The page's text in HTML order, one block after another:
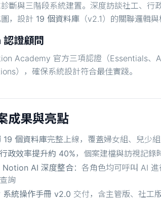
斷與三階段系統建置。深度訪談社工、行
，設計 19 個資料庫 （v2.1）的關聯邏輯
證顧問
Academy 官方三項認證（Essentials、
），確保系統設計符合最佳實踐。
成果與亮點
19 個資料庫完整上線，覆蓋婦女組、兒少
行政效率提升約 40%，個案建檔與訪視記錄
Notion AI 深度整合：各角色均可呼叫 AI 進
詢
系統操作手冊 v2.0 交付，含主管版、社工